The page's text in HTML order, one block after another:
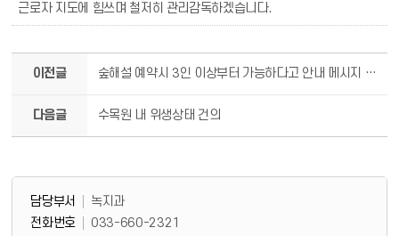
근로자 지도에 힘쓰며 철저히 관리감독하겠습니다.
이전글 숲해설 예약시 3인 이상부터 가능하다고 안내 메시지 띄워주세요.
다음글 수목원 내 위생상태 건의
담당부서 정보 & 컨텐츠 만족도 조사 담당부서 정보
담당부서
녹지과
전화번호
033-660-2321